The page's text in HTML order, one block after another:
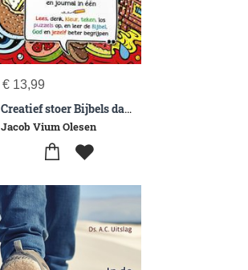
€ 13,99
Creatief stoer Bijbels dagboek
Jacob Vium Olesen